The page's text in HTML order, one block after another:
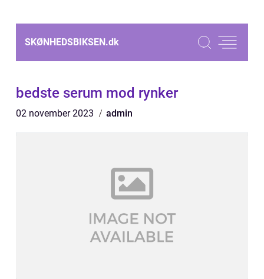
SKØNHEDSBIKSEN.dk
bedste serum mod rynker
02 november 2023 admin